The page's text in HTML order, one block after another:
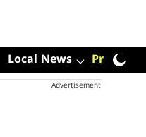
Local News Premium
Advertisement